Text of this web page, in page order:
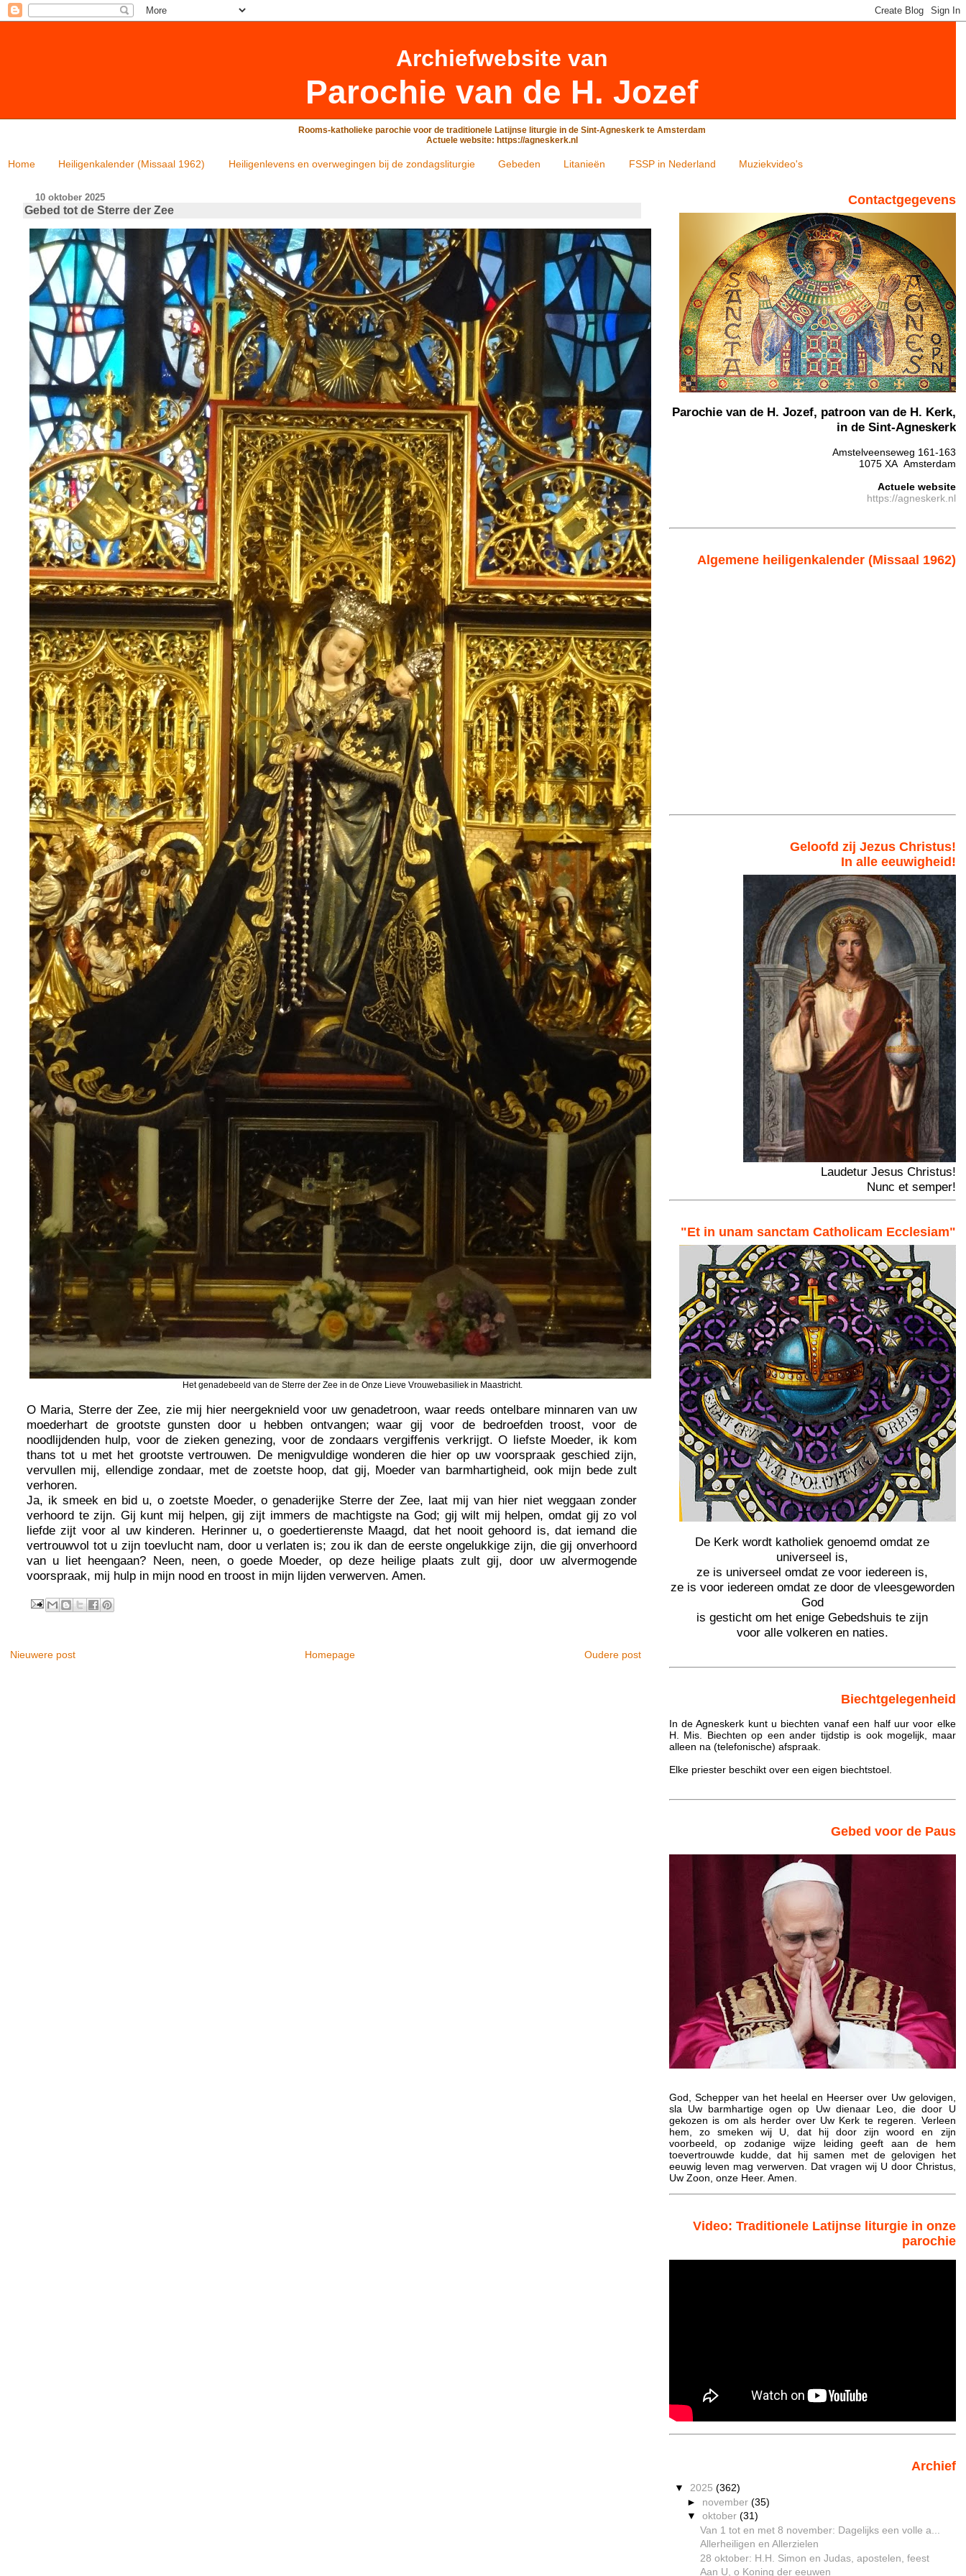
Archiefwebsite van
Parochie van de H. Jozef
Rooms-katholieke parochie voor de traditionele Latijnse liturgie in de Sint-Agneskerk te Amsterdam
Actuele website: https://agneskerk.nl
Home Heiligenkalender (Missaal 1962) Heiligenlevens en overwegingen bij de zondagsliturgie Gebeden Litanieën FSSP in Nederland Muziekvideo's
10 oktober 2025
Gebed tot de Sterre der Zee
Het genadebeeld van de Sterre der Zee in de Onze Lieve Vrouwebasiliek in Maastricht.
O Maria, Sterre der Zee, zie mij hier neergeknield voor uw genadetroon, waar reeds ontelbare minnaren van uw
moederhart de grootste gunsten door u hebben ontvangen; waar gij voor de bedroefden troost, voor de
noodlijdenden hulp, voor de zieken genezing, voor de zondaars vergiffenis verkrijgt. O liefste Moeder, ik kom
thans tot u met het grootste vertrouwen. De menigvuldige wonderen die hier op uw voorspraak geschied zijn,
vervullen mij, ellendige zondaar, met de zoetste hoop, dat gij, Moeder van barmhartigheid, ook mijn bede zult
verhoren.
Ja, ik smeek en bid u, o zoetste Moeder, o genaderijke Sterre der Zee, laat mij van hier niet weggaan zonder
verhoord te zijn. Gij kunt mij helpen, gij zijt immers de machtigste na God; gij wilt mij helpen, omdat gij zo vol
liefde zijt voor al uw kinderen. Herinner u, o goedertierenste Maagd, dat het nooit gehoord is, dat iemand die
vertrouwvol tot u zijn toevlucht nam, door u verlaten is; zou ik dan de eerste ongelukkige zijn, die gij onverhoord
van u liet heengaan? Neen, neen, o goede Moeder, op deze heilige plaats zult gij, door uw alvermogende
voorspraak, mij hulp in mijn nood en troost in mijn lijden verwerven. Amen.
Nieuwere post Oudere post
Homepage
Contactgegevens
Parochie van de H. Jozef, patroon van de H. Kerk,
in de Sint-Agneskerk
Amstelveenseweg 161-163
1075 XA Amsterdam
Actuele website
https://agneskerk.nl
Algemene heiligenkalender (Missaal 1962)
Geloofd zij Jezus Christus!
In alle eeuwigheid!
Laudetur Jesus Christus!
Nunc et semper!
"Et in unam sanctam Catholicam Ecclesiam"
De Kerk wordt katholiek genoemd omdat ze
universeel is,
ze is universeel omdat ze voor iedereen is,
ze is voor iedereen omdat ze door de vleesgeworden
God
is gesticht om het enige Gebedshuis te zijn
voor alle volkeren en naties.
Biechtgelegenheid
In de Agneskerk kunt u biechten vanaf een half uur voor elke
H. Mis. Biechten op een ander tijdstip is ook mogelijk, maar
alleen na (telefonische) afspraak.
Elke priester beschikt over een eigen biechtstoel.
Gebed voor de Paus
God, Schepper van het heelal en Heerser over Uw gelovigen,
sla Uw barmhartige ogen op Uw dienaar Leo, die door U
gekozen is om als herder over Uw Kerk te regeren. Verleen
hem, zo smeken wij U, dat hij door zijn woord en zijn
voorbeeld, op zodanige wijze leiding geeft aan de hem
toevertrouwde kudde, dat hij samen met de gelovigen het
eeuwig leven mag verwerven. Dat vragen wij U door Christus,
Uw Zoon, onze Heer. Amen.
Video: Traditionele Latijnse liturgie in onze
parochie
Archief
▼ 2025 (362)
► november(35)
▼oktober(31)
Van 1 tot en met 8 november: Dagelijks een volle a...
Allerheiligen en Allerzielen
28 oktober: H.H. Simon en Judas, apostelen, feest
Aan U, o Koning der eeuwen